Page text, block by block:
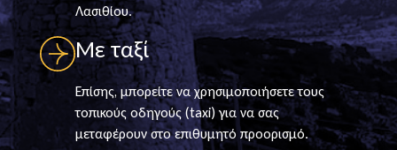
Λασιθίου.
Με ταξί
Επίσης, μπορείτε να χρησιμοποιήσετε τους
τοπικούς οδηγούς (taxi) για να σας
μεταφέρουν στο επιθυμητό προορισμό.